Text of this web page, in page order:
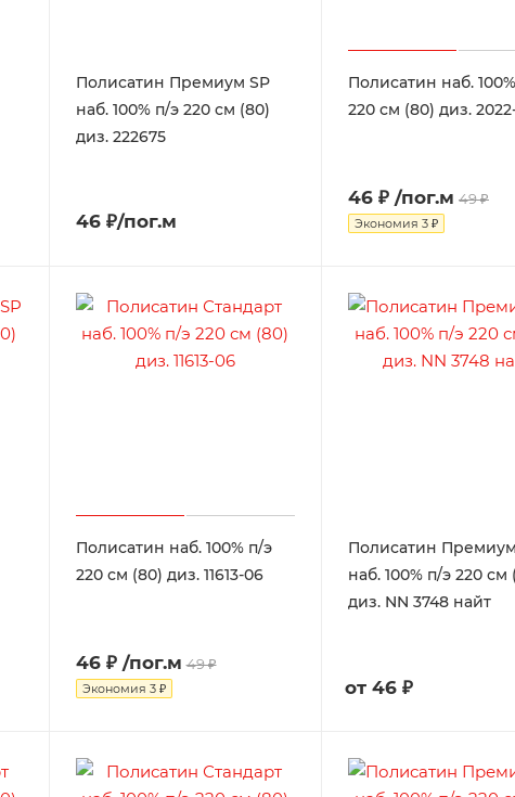
Полисатин Премиум SP
наб. 100% п/э 220 см (80)
диз. 222675
46 ₽/пог.м
Полисатин наб.
220 см (80) диз.
46 ₽ /пог.м 49 ₽
Экономия 3 ₽
Полисатин наб. 100% п/э
220 см (80) диз. 11613-06
46 ₽ /пог.м 49 ₽
Экономия 3 ₽
Полисатин
наб. 100% п/э 220 см
диз. NN 3748 найт
от 46 ₽